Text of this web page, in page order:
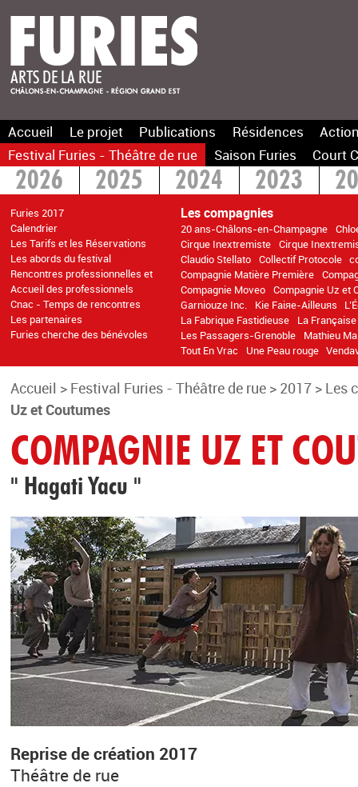
Accueil Le projet Publications Résidences
Festival Furies - Théâtre de rue
Saison Furies Court
2026 2025 2024 2023
Furies 2017
Calendrier
Les Tarifs et les Réservations
Les abords du festival
Rencontres professionnelles et
Accueil des professionnels
Cnac - Temps de rencontres
Les partenaires
Furies cherche des bénévoles
Les compagnies
20 ans-Châlons-en-Champagne
Cirque Inextremiste Cirque
Claudio Stellato Collectif Protocole
Compagnie Matière Première
Compagnie Moveo Compagnie Uz et
Garniouze Inc.
Kie Faiяe-Ailleuяs
La Fabrique Fastidieuse
La
Les Passagers-Grenoble
Mathieu
Tout En Vrac
Une Peau rouge
2016 >2014
Accueil > Festival Furies - Théâtre de rue > 2017 > Les
Uz et Coutumes
COMPAGNIE UZ ET
" Hagati Yacu "
Reprise de création 2017
Théâtre de rue